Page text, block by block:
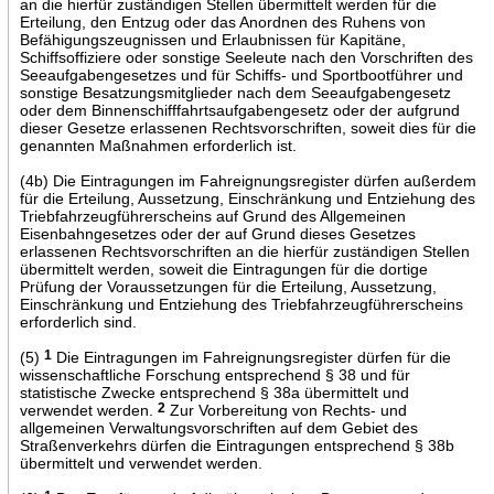
an die hierfür zuständigen Stellen übermittelt werden für die
Erteilung, den Entzug oder das Anordnen des Ruhens von
Befähigungszeugnissen und Erlaubnissen für Kapitäne,
Schiffsoffiziere oder sonstige Seeleute nach den Vorschriften des
Seeaufgabengesetzes und für Schiffs- und Sportbootführer und
sonstige Besatzungsmitglieder nach dem Seeaufgabengesetz
oder dem Binnenschifffahrtsaufgabengesetz oder der aufgrund
dieser Gesetze erlassenen Rechtsvorschriften, soweit dies für die
genannten Maßnahmen erforderlich ist.
(4b) Die Eintragungen im Fahreignungsregister dürfen außerdem
für die Erteilung, Aussetzung, Einschränkung und Entziehung des
Triebfahrzeugführerscheins auf Grund des Allgemeinen
Eisenbahngesetzes oder der auf Grund dieses Gesetzes
erlassenen Rechtsvorschriften an die hierfür zuständigen Stellen
übermittelt werden, soweit die Eintragungen für die dortige
Prüfung der Voraussetzungen für die Erteilung, Aussetzung,
Einschränkung und Entziehung des Triebfahrzeugführerscheins
erforderlich sind.
(5) 1Die Eintragungen im Fahreignungsregister dürfen für die
wissenschaftliche Forschung entsprechend § 38 und für
statistische Zwecke entsprechend § 38a übermittelt und
verwendet werden.
2Zur Vorbereitung von Rechts- und
allgemeinen Verwaltungsvorschriften auf dem Gebiet des
Straßenverkehrs dürfen die Eintragungen entsprechend § 38b
übermittelt und verwendet werden.